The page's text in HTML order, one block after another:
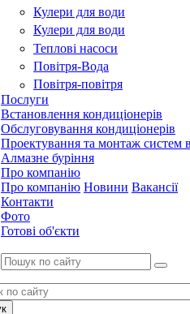
Кулери для води
Кулери для води
Теплові насоси
Повітря-Вода
Повітря-повітря
Послуги
Встановлення кондиціонерів
Обслуговування кондиціонерів
Проектування та монтаж систем
Алмазне буріння
Про компанію
Про компанію Новини Вакансії
Контакти
Фото
Готові об'єкти